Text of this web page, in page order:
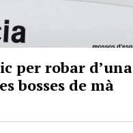
per robar d’una
bosses de mà